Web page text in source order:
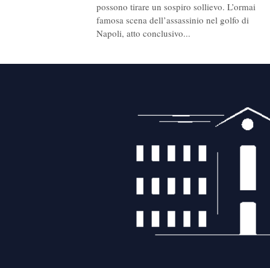
possono tirare un sospiro sollievo. L’ormai
famosa scena dell’assassinio nel golfo di
Napoli, atto conclusivo...